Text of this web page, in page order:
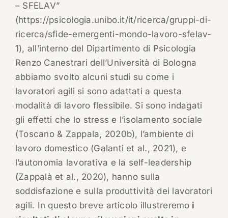
– SFELAV”
(https://psicologia.unibo.it/it/ricerca/gruppi-di-
ricerca/sfide-emergenti-mondo-lavoro-sfelav-
1), all’interno del Dipartimento di Psicologia
Renzo Canestrari dell’Università di Bologna
abbiamo svolto alcuni studi su come i
lavoratori agili si sono adattati a questa
modalità di lavoro flessibile. Si sono indagati
gli effetti che lo stress e l’isolamento sociale
(Toscano & Zappala, 2020b), l’ambiente di
lavoro domestico (Galanti et al., 2021), e
l’autonomia lavorativa e la self-leadership
(Zappalà et al., 2020), hanno sulla
soddisfazione e sulla produttività dei lavoratori
agili. In questo breve articolo illustreremo i